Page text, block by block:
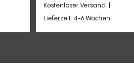
Kostenloser Versand
Lieferzeit: 4-6 Wochen